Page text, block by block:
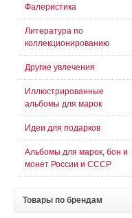
Фалеристика
Литература по
коллекционированию
Другие увлечения
Иллюстрированные
альбомы для марок
Идеи для подарков
Альбомы для марок, бон и
монет России и СССР
Товары по брендам